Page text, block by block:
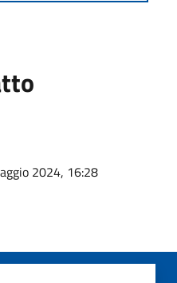
2024, 16:28